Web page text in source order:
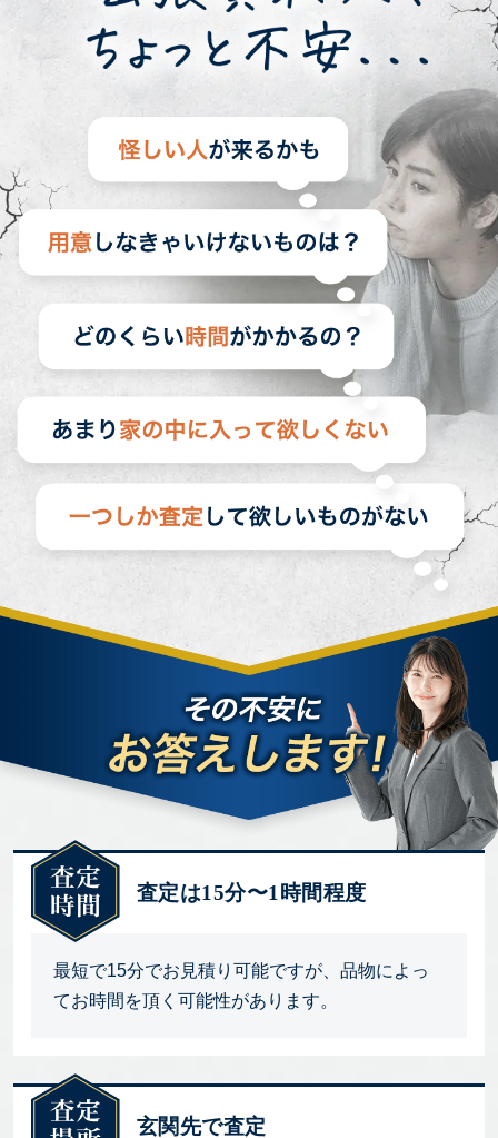
査定は15分〜1時間程度
最短で15分でお見積り可能ですが、品物によっ
てお時間を頂く可能性があります。
玄関先で査定